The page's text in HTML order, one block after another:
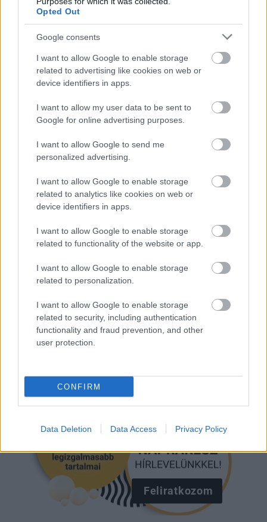
Opted Out
Google consents
I want to allow Google to enable storage
related to advertising like cookies on web or
device identifiers in apps.
I want to allow my user data to be sent to
Google for online advertising purposes.
I want to allow Google to send me
personalized advertising.
I want to allow Google to enable storage
related to analytics like cookies on web or
device identifiers in apps.
I want to allow Google to enable storage
related to functionality of the website or app.
I want to allow Google to enable storage
related to personalization.
I want to allow Google to enable storage
related to security, including authentication
functionality and fraud prevention, and other
user protection.
CONFIRM
Data Deletion Data Access Privacy Policy
Megosztás
keresőben könnyebben megtaláld a
glamour.hu cikkeit
RUSSELL BRAND KATY PERRY KISFILM
HANNAH MONTANA
Kövesd a Glamour cikkeit a Google hírekben
Feliratkozom